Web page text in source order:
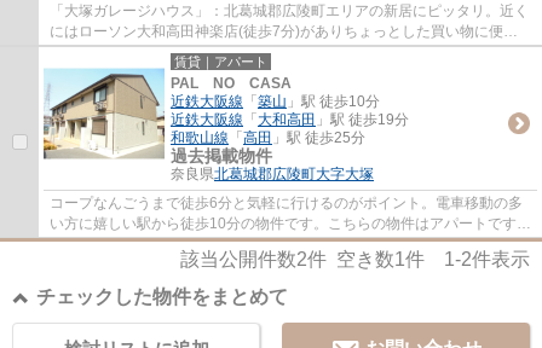
「大塚ガレージハウス」：北葛城郡広陵町エリアの新居にピッタリ。近く
にはローソン大和高田神楽店(徒歩7分)がありちょっとした買い物に便利
です。バスルームとトイレが分かれています...
賃貸｜アパート
PAL NO CASA
近鉄大阪線 「 築山 」駅 徒歩10分
近鉄大阪線 「 大和高田 」駅 徒歩19分
和歌山線 「 高田 」駅 徒歩25分
過去掲載物件
奈良県北葛城郡広陵町大字大塚
コープなんごうまで徒歩6分と気軽に行けるのがポイント。電車移動の多
い方に嬉しい駅から徒歩10分の物件です。こちらの物件はアパートです。
敷地内ごみ置き場つきの物件は最近ますます...
該当公開件数2件 空き数1件 1-2件表示
チェックした物件をまとめて